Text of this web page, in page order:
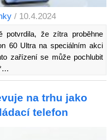
/ 10.4.2024
potvrdila, že zítra proběhne
60 Ultra na speciálním akci
zařízení se může pochlubit
na trhu jako
telefon